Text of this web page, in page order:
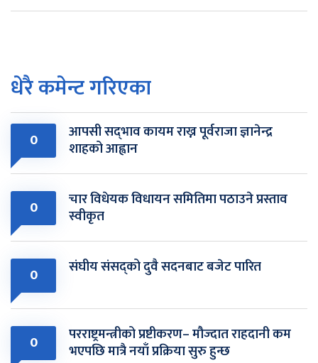
धेरै कमेन्ट गरिएका
0 आपसी सद्‌भाव कायम राख्न पूर्वराजा ज्ञानेन्द्र
शाहको आह्वान
0 चार विधेयक विधायन समितिमा पठाउने प्रस्ताव
स्वीकृत
0 संघीय संसद्को दुवै सदनबाट बजेट पारित
0 परराष्ट्रमन्त्रीको प्रष्टीकरण– मौज्दात राहदानी कम
भएपछि मात्रै नयाँ प्रक्रिया सुरु हुन्छ